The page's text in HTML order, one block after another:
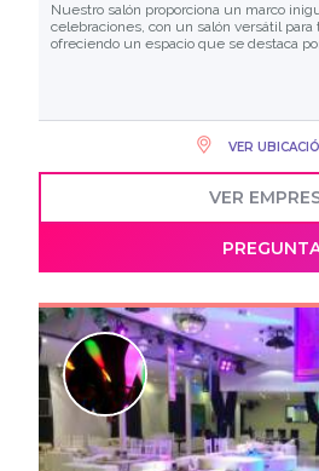
Nuestro salón proporciona un marco
celebraciones, con un salón versátil para
ofreciendo un espacio que se destaca
VER
VER